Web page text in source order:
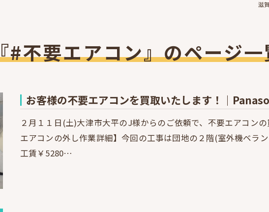
滋
#不要エアコン』のページ
お客様の不要エアコンを買取いたします！｜
２月１１日(土)大津市大平のJ様からのご依頼で、不要エアコン
エアコンの外し作業詳細】今回の工事は団地の２階(室外機ベラ
工賃￥5280…